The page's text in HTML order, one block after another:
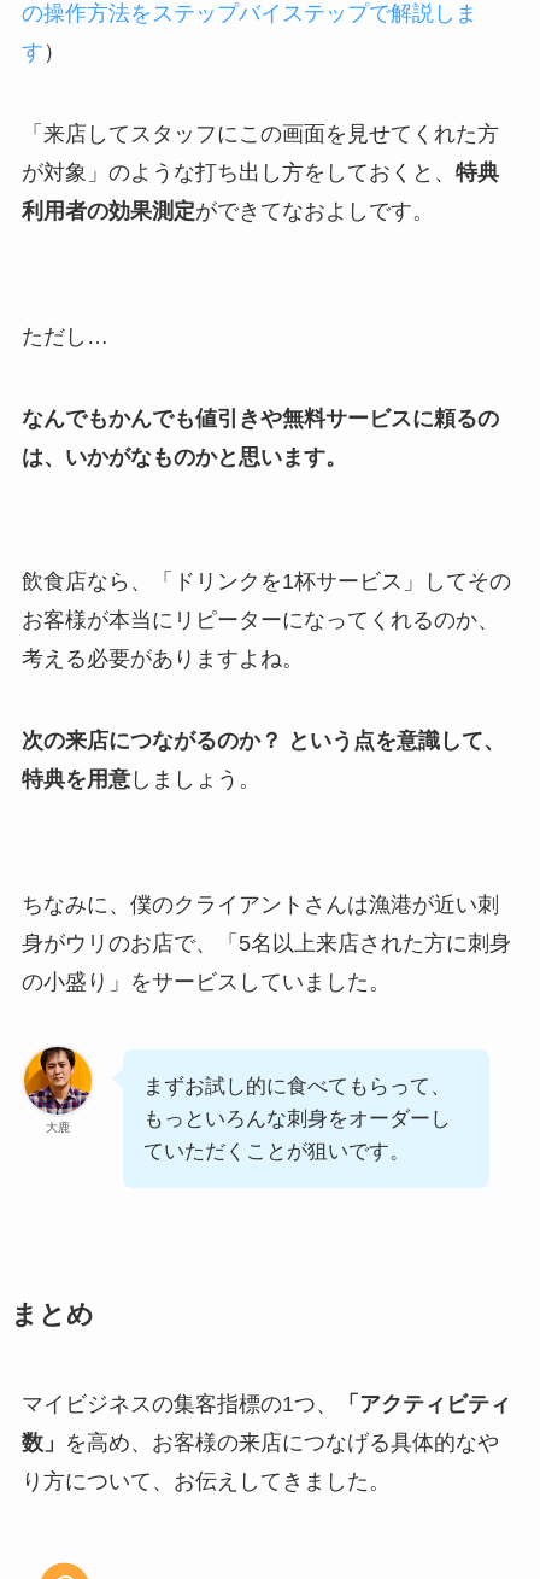
の操作方法をステップバイステップで解説しま
す ）
「来店してスタッフにこの画面を見せてくれた方
が対象」のような打ち出し方をしておくと、 特典
利用者の効果測定ができてなおよしです。
ただし…
なんでもかんでも値引きや無料サービスに頼るの
は、いかがなものかと思います。
飲食店なら、「ドリンクを1杯サービス」してその
お客様が本当にリピーターになってくれるのか、
考える必要がありますよね。
次の来店につながるのか？ という点を意識して、
特典を用意しましょう。
ちなみに、僕のクライアントさんは漁港が近い刺
身がウリのお店で、「5名以上来店された方に刺身
の小盛り」をサービスしていました。
大鹿
まずお試し的に食べてもらって、
もっといろんな刺身をオーダーし
ていただくことが狙いです。
まとめ
マイビジネスの集客指標の1つ、
「アクティビティ
数」 を高め、お客様の来店につなげる具体的なや
り方について、お伝えしてきました。